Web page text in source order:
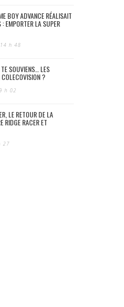
BOY ADVANCE RÉALISAIT
: EMPORTER LA SUPER
h 48
SOUVIENS… LES
?
h 02
LE RETOUR DE LA
RIDGE RACER ET
27